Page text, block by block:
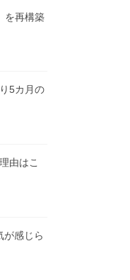
を再構築
5カ月の
由はこ
感じら